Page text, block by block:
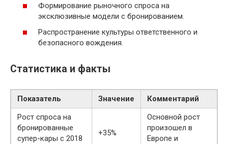
Формирование рыночного спроса на
эксклюзивные модели с бронированием.
Распространение культуры ответственного и
безопасного вождения.
Статистика и факты
Показатель Значение
Комментарий
Рост спроса на
бронированные
супер-кары с 2018
+35%
Основной рост
произошел в
Европе и